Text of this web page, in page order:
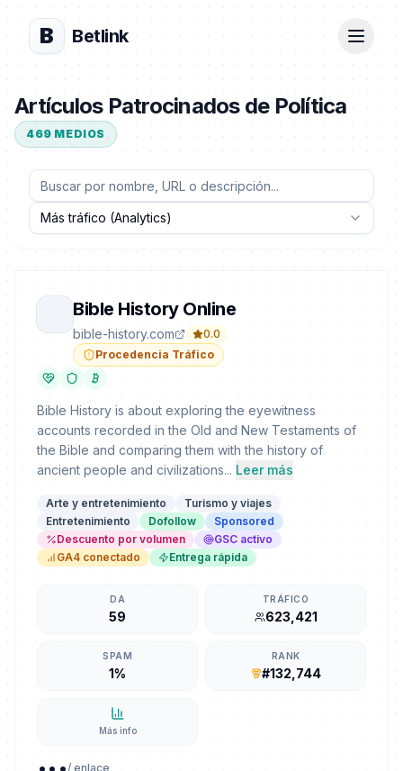
B Betlink
Artículos Patrocinados de Política
469 MEDIOS
Más tráfico (Analytics)
Bible History Online
bible-history.com
0.0
Procedencia Tráfico
Bible History is about exploring the eyewitness
accounts recorded in the Old and New Testaments of
the Bible and comparing them with the history of
ancient people and civilizations... Leer más
Arte y entretenimiento
Turismo y viajes
Entretenimiento
Dofollow
Sponsored
Descuento por volumen
GSC activo
GA4 conectado
Entrega rápida
DA
59
TRÁFICO
623,421
SPAM
1%
RANK
#132,744
Más info
.../ enlace